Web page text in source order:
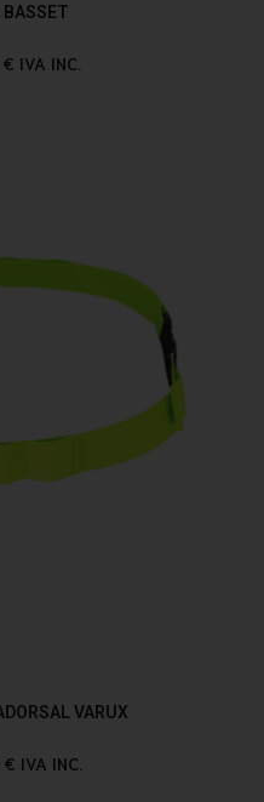
BASSET
IVA INC.
VARUX
IVA INC.